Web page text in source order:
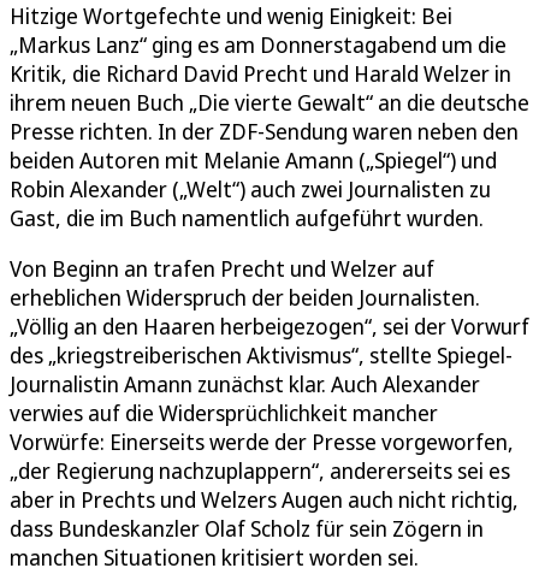
Hitzige Wortgefechte und wenig Einigkeit: Bei
„Markus Lanz“ ging es am Donnerstagabend um die
Kritik, die Richard David Precht und Harald Welzer in
ihrem neuen Buch „Die vierte Gewalt“ an die deutsche
Presse richten. In der ZDF-Sendung waren neben den
beiden Autoren mit Melanie Amann („Spiegel“) und
Robin Alexander („Welt“) auch zwei Journalisten zu
Gast, die im Buch namentlich aufgeführt wurden.
Von Beginn an trafen Precht und Welzer auf
erheblichen Widerspruch der beiden Journalisten.
„Völlig an den Haaren herbeigezogen“, sei der Vorwurf
des „kriegstreiberischen Aktivismus“, stellte Spiegel-
Journalistin Amann zunächst klar. Auch Alexander
verwies auf die Widersprüchlichkeit mancher
Vorwürfe: Einerseits werde der Presse vorgeworfen,
„der Regierung nachzuplappern“, andererseits sei es
aber in Prechts und Welzers Augen auch nicht richtig,
dass Bundeskanzler Olaf Scholz für sein Zögern in
manchen Situationen kritisiert worden sei.